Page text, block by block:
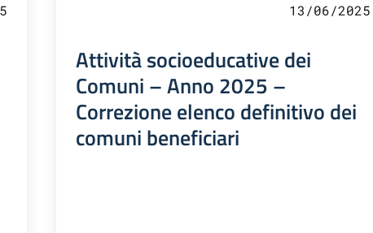
13/06/2025
Attività socioeducative dei
Comuni – Anno 2025 –
Correzione elenco definitivo dei
comuni beneficiari